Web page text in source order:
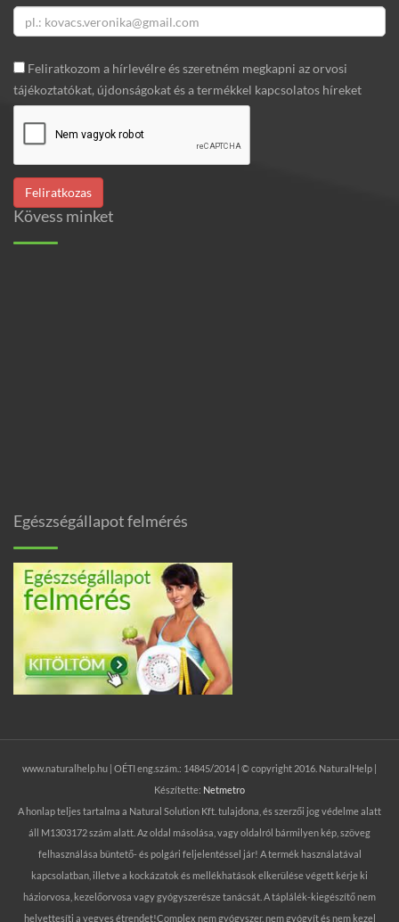
Feliratkozom a hírlevélre és szeretném megkapni az orvosi
tájékoztatókat, újdonságokat és a termékkel kapcsolatos híreket
Kövess minket
Egészségállapot felmérés
www.naturalhelp.hu | OÉTI eng.szám.: 14845/2014 | © copyright 2016. NaturalHelp |
Készítette: Netmetro
A honlap teljes tartalma a Natural Solution Kft. tulajdona, és szerzői jog védelme alatt
áll M1303172 szám alatt. Az oldal másolása, vagy oldalról bármilyen kép, szöveg
felhasználása büntető- és polgári feljelentéssel jár! A termék használatával
kapcsolatban, illetve a kockázatok és mellékhatások elkerülése végett kérje ki
háziorvosa, kezelőorvosa vagy gyógyszerésze tanácsát. A táplálék-kiegészítő nem
helyettesíti a vegyes étrendet!Complex nem gyógyszer, nem gyógyít és nem kezel